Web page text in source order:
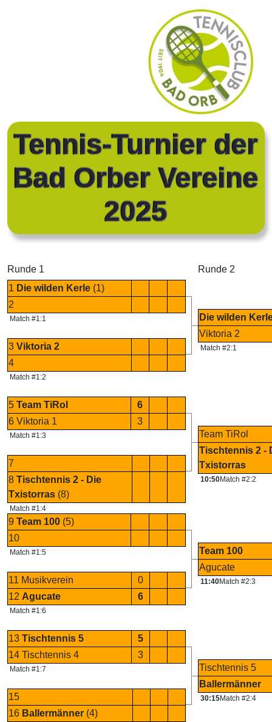
Tennis-Turnier der
Bad Orber Vereine
2025
Runde 1
1 Die wilden Kerle (1)
2
Match #1:1
3 Viktoria 2
4
Match #1:2
5 Team TiRol
6
6 Viktoria 1
3
Match #1:3
7
8 Tischtennis 2 - Die
Txistorras (8)
Match #1:4
9 Team 100 (5)
10
Match #1:5
11 Musikverein
0
12 Agucate 6
Match #1:6
13 Tischtennis 5
5
14 Tischtennis 4
3
Match #1:7
15
16 Ballermänner (4)
Runde 2
Die wilden
Viktoria 2
Match #2:1
Team TiRol
Tischtennis 2 -
Txistorras
10:50Match #2:2
Team 100
Agucate
11:40Match #2:3
Tischtennis 5
Ballermänner
30:15Match #2:4